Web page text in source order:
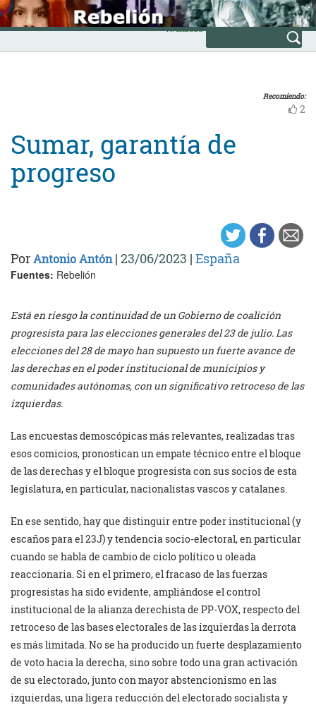
Skip
to
content
INICIO
Avanzada
Recomiendo:
2
Sumar, garantía de
progreso
PorAntonio Antón| 23/06/2023 | España
Fuentes: Rebelión
Está en riesgo la continuidad de un Gobierno de coalición
progresista para las elecciones generales del 23 de julio. Las
elecciones del 28 de mayo han supuesto un fuerte avance de
las derechas en el poder institucional de municipios y
comunidades autónomas, con un significativo retroceso de las
izquierdas.
Las encuestas demoscópicas más relevantes, realizadas tras
esos comicios, pronostican un empate técnico entre el bloque
de las derechas y el bloque progresista con sus socios de esta
legislatura, en particular, nacionalistas vascos y catalanes.
En ese sentido, hay que distinguir entre poder institucional (y
escaños para el 23J) y tendencia socio-electoral, en particular
cuando se habla de cambio de ciclo político u oleada
reaccionaria. Si en el primero, el fracaso de las fuerzas
progresistas ha sido evidente, ampliándose el control
institucional de la alianza derechista de PP-VOX, respecto del
retroceso de las bases electorales de las izquierdas la derrota
es más limitada. No se ha producido un fuerte desplazamiento
de voto hacia la derecha, sino sobre todo una gran activación
de su electorado, junto con mayor abstencionismo en las
izquierdas, una ligera reducción del electorado socialista y